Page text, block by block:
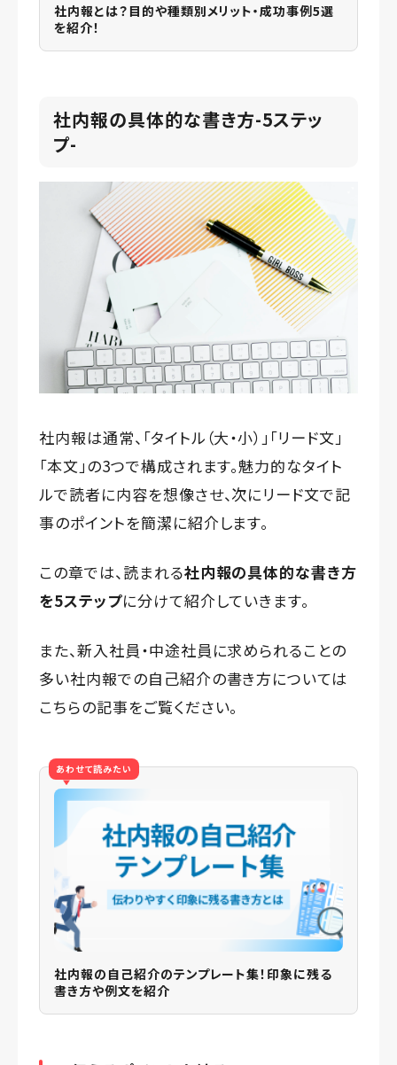
社内報とは？目的や種類別メリット・成功事例5選
を紹介！
社内報の具体的な書き方-5ステッ
プ-
社内報は通常、「タイトル（大・小）」「リード文」
「本文」の3つで構成されます。魅力的なタイト
ルで読者に内容を想像させ、次にリード文で記
事のポイントを簡潔に紹介します。
この章では、読まれる社内報の具体的な書き方
を5ステップに分けて紹介していきます。
また、新入社員・中途社員に求められることの
多い社内報での自己紹介の書き方については
こちらの記事をご覧ください。
あわせて読みたい
社内報の自己紹介のテンプレート集！印象に残る
書き方や例文を紹介